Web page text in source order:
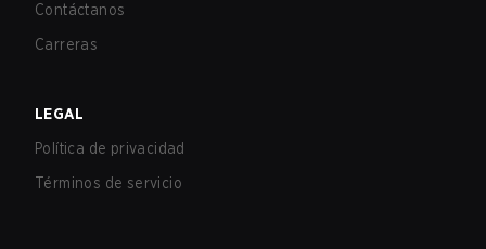
Contáctanos
Carreras
LEGAL
Política de privacidad
Términos de servicio